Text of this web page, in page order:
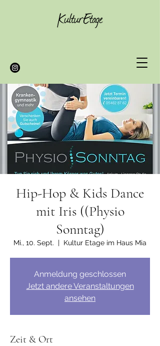
Hip-Hop & Kids Dance
mit Iris ((Physio
Sonntag)
Mi., 10. Sept.
  |
Kultur Etage im Haus Mia
Anmeldung geschlossen
Jetzt andere Veranstaltungen
ansehen
Zeit & Ort